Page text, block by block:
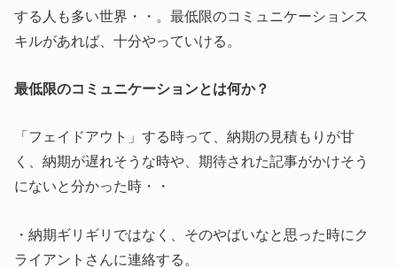
する人も多い世界・・。最低限のコミュニケーションス
キルがあれば、十分やっていける。
最低限のコミュニケーションとは何か？
「フェイドアウト」する時って、納期の見積もりが甘
く、納期が遅れそうな時や、期待された記事がかけそう
にないと分かった時・・
・納期ギリギリではなく、そのやばいなと思った時にク
ライアントさんに連絡する。